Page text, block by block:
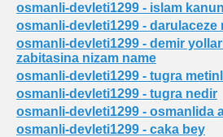
osmanli-devleti1299 - islam
osmanli-devleti1299 - darulaceze
osmanli-devleti1299 - demir
zabitasina nizam name
osmanli-devleti1299 - tugra
osmanli-devleti1299 - tugra nedir
osmanli-devleti1299 - osmanlida
osmanli-devleti1299 - caka bey